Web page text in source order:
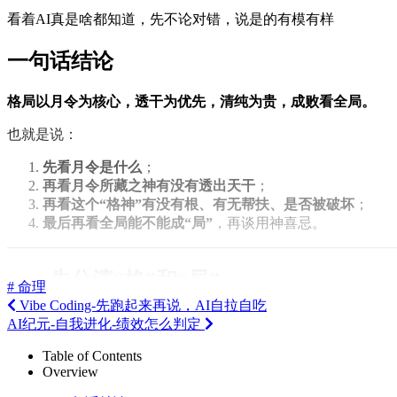
看着AI真是啥都知道，先不论对错，说是的有模有样
一句话结论
格局以月令为核心，透干为优先，清纯为贵，成败看全局。
也就是说：
先看月令是什么 ；
再看月令所藏之神有没有透出天干 ；
再看这个“格神”有没有根、有无帮扶、是否被破坏 ；
最后再看全局能不能成“局” ，再谈用神喜忌。
一、先分清“格”和“局”
这两个词经常连在一起说，但其实不是一回事：
格：偏重“月令主什么”，也就是命局的主导十神从哪里立
局：偏重“全盘有没有配合成势”，也就是这个格能不能成
# 命理
Vibe Coding-先跑起来再说，AI自拉自吃
AI纪元-自我进化-绩效怎么判定
Table of Contents
Overview